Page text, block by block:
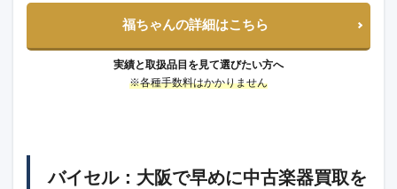
福ちゃんの詳細はこちら
実績と取扱品目を見て選びたい方へ
※各種手数料はかかりません
バイセル：大阪で早めに中古楽器買取を